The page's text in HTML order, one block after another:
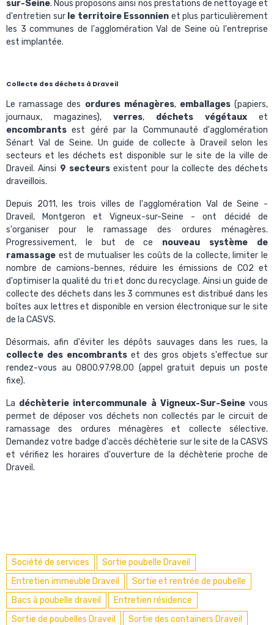
sur-Seine. Nous proposons ainsi nos prestations de nettoyage et
d'entretien sur le territoire Essonnien et plus particulièrement
les 3 communes de l'agglomération Val de Seine où l'entreprise
est implantée.
Collecte des déchets à Draveil
Le ramassage des ordures ménagères, emballages(papiers,
journaux, magazines), verres, déchets végétaux et
encombrants est géré par la Communauté d'agglomération
Sénart Val de Seine. Unguide de collecte à Draveil
selon les
secteurs et les déchets est disponible sur le site de la ville de
Draveil. Ainsi 9 secteurs existent pour la collecte des déchets
draveillois.
Depuis 2011, les trois villes de l'agglomération Val de Seine -
Draveil, Montgeron et Vigneux-sur-Seine - ont décidé de
s'organiser pour le ramassage des ordures ménagères.
Progressivement, le but de ce nouveau système de
ramassage est de mutualiser les coûts de la collecte, limiter le
nombre de camions-bennes, réduire les émissions de CO2 et
d'optimiser la qualité du tri et donc du recyclage. Ainsi un guide de
collecte des déchets dans les 3 communes est distribué dans les
boîtes aux lettres et disponible en version électronique sur le site
de la CASVS.
Désormais, afin d'éviter les dépôts sauvages dans les rues, la
collecte des encombrants et des gros objets s'effectue sur
rendez-vous au 0800.97.98.00 (appel gratuit depuis un poste
fixe).
La déchèterie intercommunale à Vigneux-Sur-Seinevous
permet de déposer vos déchets non collectés par le circuit de
ramassage des ordures ménagères et collecte sélective.
Demandez votre badge d'accès déchèterie sur le site de la CASVS
et vérifiez les horaires d'ouverture de la déchèterie proche de
Draveil.
Société de services
Sortie poubelle Draveil
Entretien immeuble Draveil
Sortie et rentrée de poubelle
Bacs à poubelle draveil
Entretien résidence
Sortie de poubelles Draveil
Sortie des containers Draveil